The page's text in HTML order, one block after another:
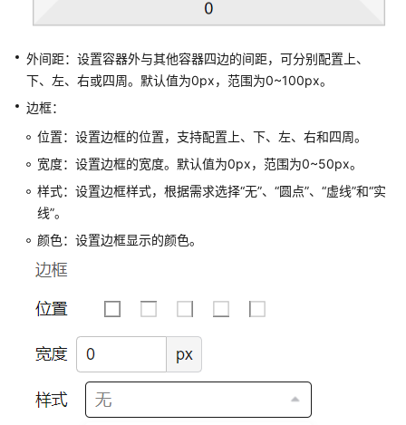
理
自
定
页
编
解
定
外间距：设置容器外与其他容器四边的间距，可分别配置上、
下、左、右或四周。默认值为0px，范围为0~100px。
边框：
位置：设置边框的位置，支持配置上、下、左、右和四周。
宽度：设置边框的宽度。默认值为0px，范围为0~50px。
样式：设置边框样式，根据需求选择“无”、“圆点”、“虚线”和“实
线”。
颜色：设置边框显示的颜色。